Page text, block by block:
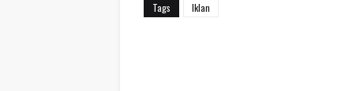
Tags Iklan